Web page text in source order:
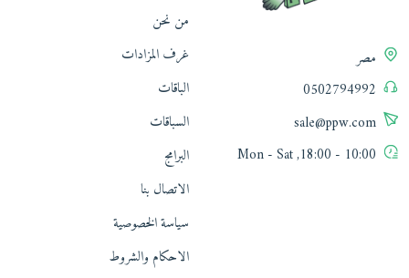
مصر
0502794992
sale@ppw.com
10:00 - 18:00, Mon - Sat
من نحن
غرف المزادات
الباقات
السباقات
البرامج
الاتصال بنا
سياسة الخصوصية
الاحكام والشروط